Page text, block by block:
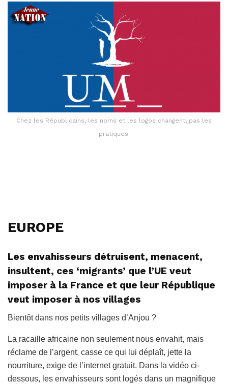
Chez les Républicains, les noms et les logos changent, pas les
pratiques.
EUROPE
Les envahisseurs détruisent, menacent,
insultent, ces ‘migrants’ que l’UE veut
imposer à la France et que leur République
veut imposer à nos villages
Bientôt dans nos petits villages d’Anjou ?
La racaille africaine non seulement nous envahit, mais
réclame de l’argent, casse ce qui lui déplaît, jette la
nourriture, exige de l’internet gratuit. Dans la vidéo ci-
dessous, les envahisseurs sont logés dans un magnifique